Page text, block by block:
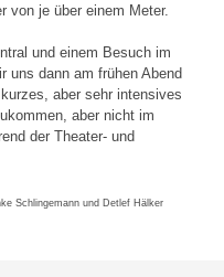
von je über einem Meter.
und einem Besuch im
uns dann am frühen Abend
aber sehr intensives
aber nicht im
der Theater- und
Schlingemann und Detlef Hälker